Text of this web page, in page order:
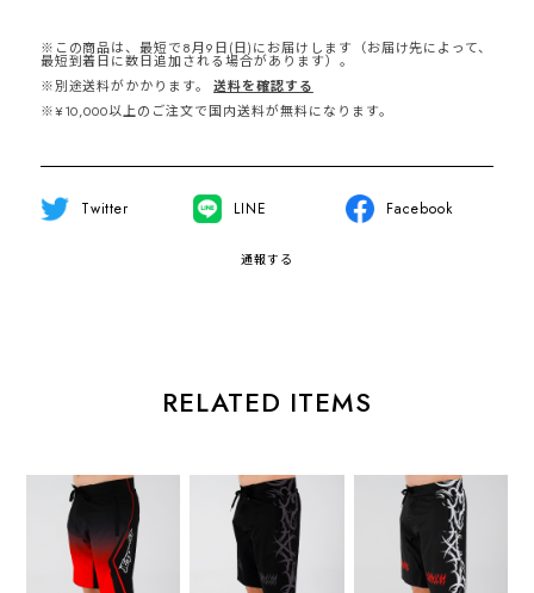
※この商品は、最短で8月9日(日)にお届けします（お届け先によって、
最短到着日に数日追加される場合があります）。
※別途送料がかかります。
送料を確認する
※¥10,000以上のご注文で国内送料が無料になります。
Twitter LINE Facebook
通報する
RELATED ITEMS